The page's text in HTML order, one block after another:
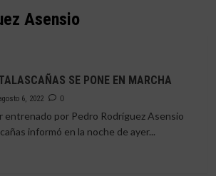
Asensio
SE PONE EN MARCHA
6, 2022 0
entrenado por Pedro Rodríguez Asensio
informó en la noche de ayer...